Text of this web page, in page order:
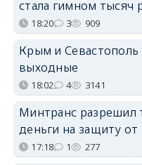
стала гимном тысяч
18:20 3 909
Крым и
выходные
18:02 4 3141
Минтранс разрешил
деньги на защиту
17:18 1 277